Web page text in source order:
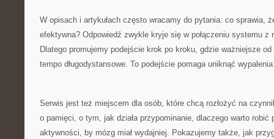
W opisach i artykułach często wracamy do pytania: co sprawia,
efektywna? Odpowiedź zwykle kryje się w połączeniu systemu z
Dlatego promujemy podejście krok po kroku, gdzie ważniejsze od
tempo długodystansowe. To podejście pomaga uniknąć
Serwis jest też miejscem dla osób, które chcą rozłożyć na
o pamięci, o tym, jak działa przypominanie, dlaczego warto robić
aktywności, by mózg miał wydajniej. Pokazujemy także, jak